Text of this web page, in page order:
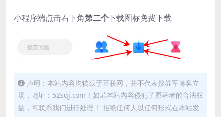
小程序端点击右下角第二个下载图标免费下载
声明：本站内容均转载于互联网，并不代表搜券军博客立
场，地址：52sqj.com！如若本站内容侵犯了原著者的合法权
益，可联系我们进行处理！ 拒绝任何人以任何形式在本站发